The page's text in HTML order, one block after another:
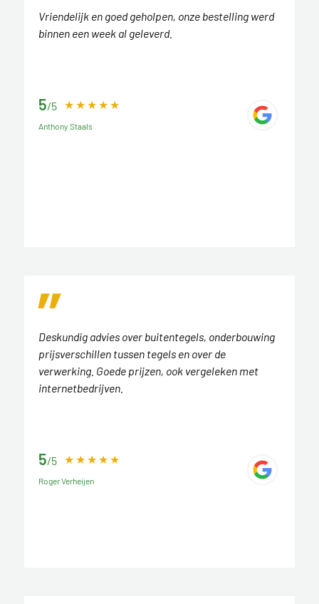
Vriendelijk en goed geholpen, onze bestelling werd
binnen een week al geleverd.
5/5
Anthony Staals
Deskundig advies over buitentegels, onderbouwing
prijsverschillen tussen tegels en over de
verwerking. Goede prijzen, ook vergeleken met
internetbedrijven.
5/5
Roger Verheijen